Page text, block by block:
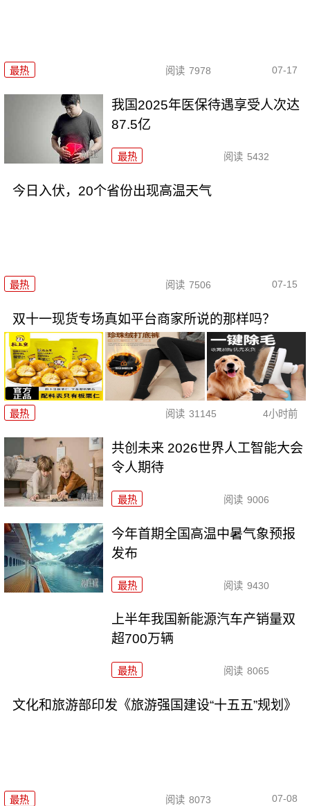
最热 阅读 7978 07-17
我国2025年医保待遇享受人次达
87.5亿
最热 阅读 5432
今日入伏，20个省份出现高温天气
最热 阅读 7506 07-15
双十一现货专场真如平台商家所说的那样吗？
最热 阅读 31145 4小时前
共创未来 2026世界人工智能大会
令人期待
最热 阅读 9006
今年首期全国高温中暑气象预报
发布
最热 阅读 9430
上半年我国新能源汽车产销量双
超700万辆
最热 阅读 8065
文化和旅游部印发《旅游强国建设“十五五”规划》
最热 阅读 8073 07-08